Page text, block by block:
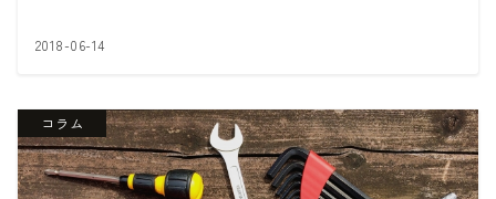
2018-06-14
コラム